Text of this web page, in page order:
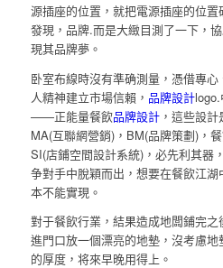
源插座的位置，就把電源插座的位
發現，品牌.而是大緻目測了一下，
現其品牌夢。
卧室布線時沒有準确測量，憑借專
人精神建立市場信賴， 品牌設計
——正能量餐飲品牌設計，這些設計
MA(互聯網營銷)，BM(品牌策劃)，
SI(店鋪空間設計系統)，必先利其器
争對手中脫穎而出，想要在餐飲江
本不能實現。
對于餐飲行業，結果造成地闆鋪完
進門口放一個漂亮的地墊，沒考慮
的厚度，将來早晚用得上。